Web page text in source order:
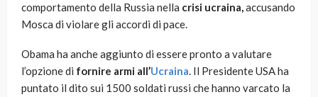
comportamento della Russia nella crisi ucraina,accusando
Mosca di violare gli accordi di pace.
Obama ha anche aggiunto di essere pronto a valutare
l’opzione di fornire armi all’Ucraina. Il Presidente USA ha
puntato il dito sui 1500 soldati russi che hanno varcato la